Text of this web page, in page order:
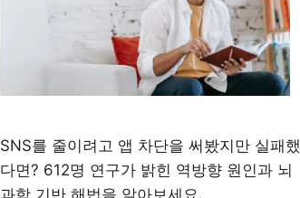
SNS를 줄이려고 앱 차단을 써봤지만 실패했
다면? 612명 연구가 밝힌 역방향 원인과 뇌
과학 기반 해법을 알아보세요.